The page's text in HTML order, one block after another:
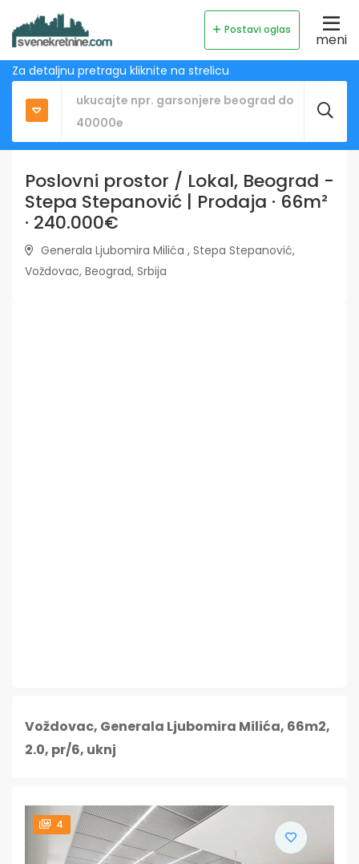
Postavi oglas
meni
Za detaljnu pretragu kliknite na strelicu
Poslovni prostor / Lokal, Beograd -
Stepa Stepanović | Prodaja · 66m²
· 240.000€
Generala Ljubomira Milića , Stepa Stepanović,
Voždovac, Beograd, Srbija
Voždovac, Generala Ljubomira Milića, 66m2,
2.0, pr/6, uknj
4